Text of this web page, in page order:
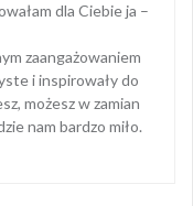
dla Ciebie ja –
zaangażowaniem
i inspirowały do
możesz w zamian
nam bardzo miło.